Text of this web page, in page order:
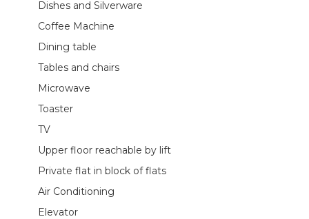
Dishes and Silverware
Coffee Machine
Dining table
Tables and chairs
Microwave
Toaster
TV
Upper floor reachable by lift
Private flat in block of flats
Air Conditioning
Elevator